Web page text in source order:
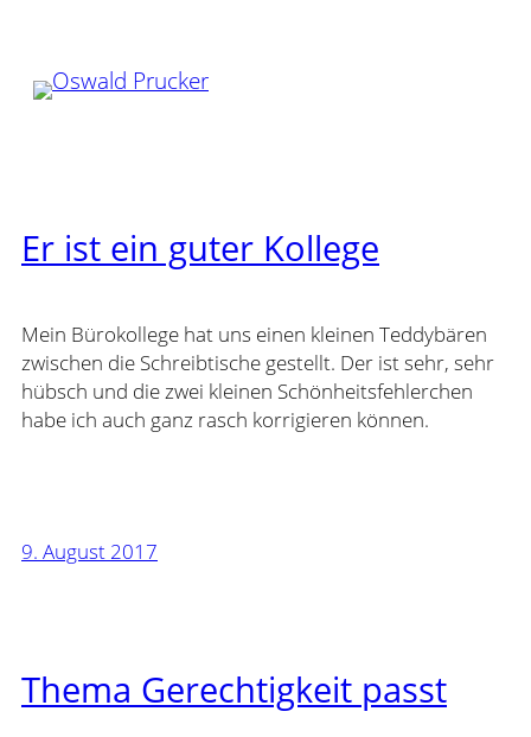
springen
Er ist ein guter Kollege
Mein Bürokollege hat uns einen kleinen Teddybären
zwischen die Schreibtische gestellt. Der ist sehr, sehr
hübsch und die zwei kleinen Schönheitsfehlerchen
habe ich auch ganz rasch korrigieren können.
9. August 2017
Thema Gerechtigkeit passt